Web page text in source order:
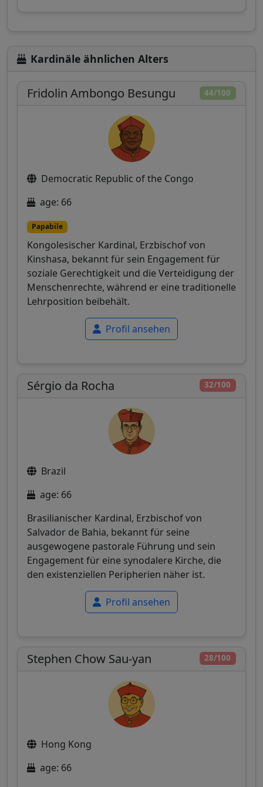
Kardinäle ähnlichen Alters
44/100
Fridolin Ambongo Besungu
Democratic Republic of the Congo
age: 66
Papabile
Kongolesischer Kardinal, Erzbischof von
Kinshasa, bekannt für sein Engagement für
soziale Gerechtigkeit und die Verteidigung der
Menschenrechte, während er eine traditionelle
Lehrposition beibehält.
Profil ansehen
32/100
Sérgio da Rocha
Brazil
age: 66
Brasilianischer Kardinal, Erzbischof von
Salvador de Bahia, bekannt für seine
ausgewogene pastorale Führung und sein
Engagement für eine synodalere Kirche, die
den existenziellen Peripherien näher ist.
Profil ansehen
28/100
Stephen Chow Sau-yan
Hong Kong
age: 66